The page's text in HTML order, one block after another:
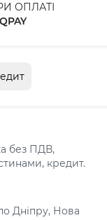
ОПЛАТІ
без ПДВ,
кредит.
Дніпру, Нова